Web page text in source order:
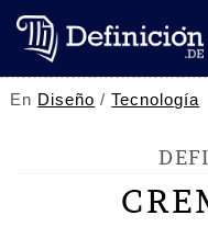
En Diseño /Tecnología